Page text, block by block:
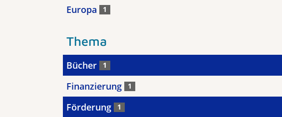
Europa 1
Thema
Bücher 1
Finanzierung 1
Förderung 1